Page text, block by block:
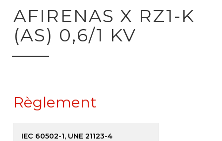
à la recherche de
AFIRENAS X RZ1-K
(AS) 0,6/1 KV
Règlement
IEC 60502-1, UNE 21123-4